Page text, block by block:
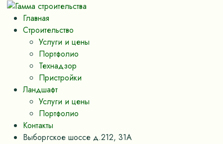
Главная
Строительство
Услуги и цены
Портфолио
Технадзор
Пристройки
Ландшафт
Услуги и цены
Портфолио
Контакты
Выборгское шоссе д.212, 31А